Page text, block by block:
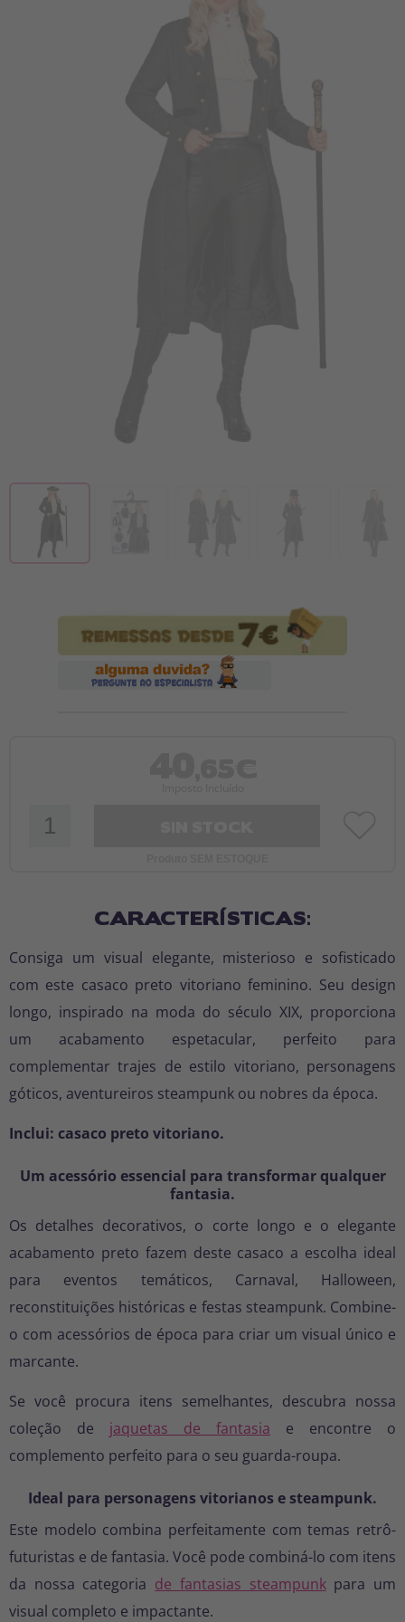
CRIAR CONTA
CARACTERÍSTICAS:
Consiga um visual elegante, misterioso e sofisticado
com este casaco preto vitoriano feminino. Seu design
longo, inspirado na moda do século XIX, proporciona
um acabamento espetacular, perfeito para
complementar trajes de estilo vitoriano, personagens
góticos, aventureiros steampunk ou nobres da época.
Inclui: casaco preto vitoriano.
Um acessório essencial para transformar qualquer
fantasia.
Os detalhes decorativos, o corte longo e o elegante
acabamento preto fazem deste casaco a escolha ideal
para eventos temáticos, Carnaval, Halloween,
reconstituições históricas e festas steampunk. Combine-
o com acessórios de época para criar um visual único e
marcante.
Se você procura itens semelhantes, descubra nossa
coleção de jaquetas de fantasia e encontre o
complemento perfeito para o seu guarda-roupa.
Ideal para personagens vitorianos e steampunk.
Este modelo combina perfeitamente com temas retrô-
futuristas e de fantasia. Você pode combiná-lo com itens
da nossa categoria de fantasias steampunkpara um
visual completo e impactante.